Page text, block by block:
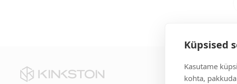
Küpsised
Kasutame
kohta,
Kiirelt